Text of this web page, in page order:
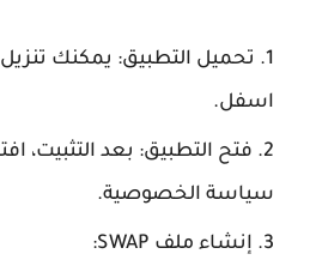
تحميل التطبيق: يمكنك
اسفل.
فتح التطبيق: بعد التثبيت،
سياسة الخصوصية.
إنشاء ملف SWAP: